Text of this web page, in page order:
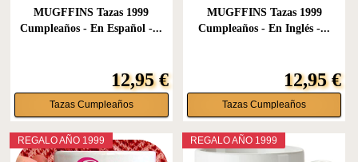
MUGFFINS Tazas 1999
Cumpleaños - En Español -...
12,95 €
Tazas Cumpleaños
MUGFFINS Tazas 1999
Cumpleaños - En Inglés -...
12,95 €
Tazas Cumpleaños
REGALO AÑO 1999 REGALO AÑO 1999